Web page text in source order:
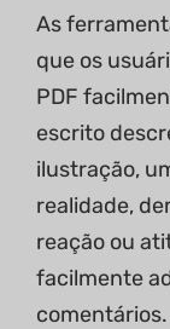
As
que os
PDF
escrito
ilustração,
realidade,
reação ou
facilmente
comentários.